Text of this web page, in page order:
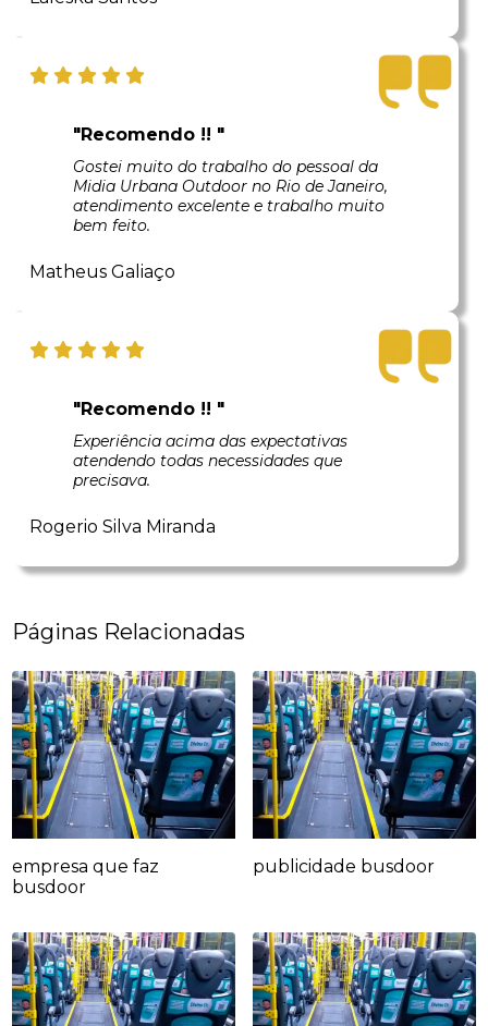
"Recomendo !! "
Gostei muito do trabalho do pessoal da
Midia Urbana Outdoor no Rio de Janeiro,
atendimento excelente e trabalho muito
bem feito.
Matheus Galiaço
"Recomendo !! "
Experiência acima das expectativas
atendendo todas necessidades que
precisava.
Rogerio Silva Miranda
Páginas Relacionadas
empresa que faz
busdoor
publicidade busdoor